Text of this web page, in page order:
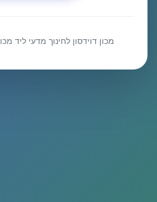
מכון דוידסון לחינוך מדעי ליד